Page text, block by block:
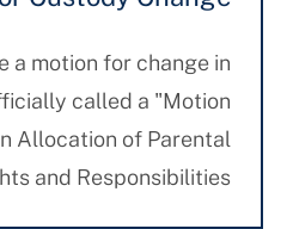
file a motion for change in
officially called a "Motion
in Allocation of Parental
and Responsibilities."